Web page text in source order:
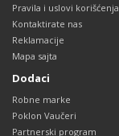
Pravila i uslovi korišćenja
Kontaktirate nas
Reklamacije
Mapa sajta
Dodaci
Robne marke
Poklon Vaučeri
Partnerski program